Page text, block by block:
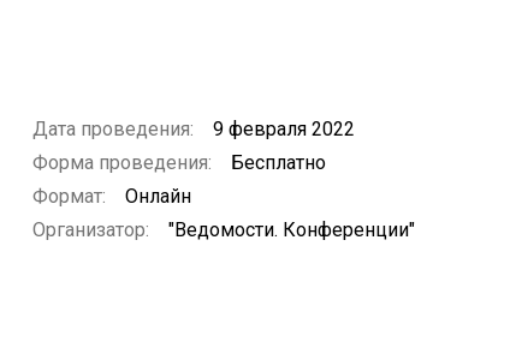
Дата проведения:
9 февраля 2022
Форма проведения:
Бесплатно
Формат:
Онлайн
Организатор:
"Ведомости. Конференции"